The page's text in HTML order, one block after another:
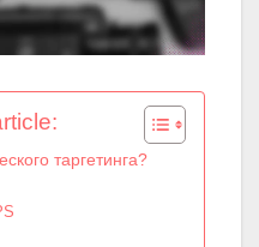
таргетинга?